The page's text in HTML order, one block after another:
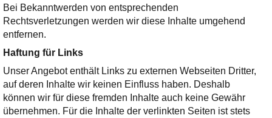
Bei Bekanntwerden von entsprechenden
Rechtsverletzungen werden wir diese Inhalte umgehend
entfernen.
Haftung für Links
Unser Angebot enthält Links zu externen Webseiten Dritter,
auf deren Inhalte wir keinen Einfluss haben. Deshalb
können wir für diese fremden Inhalte auch keine Gewähr
übernehmen. Für die Inhalte der verlinkten Seiten ist stets